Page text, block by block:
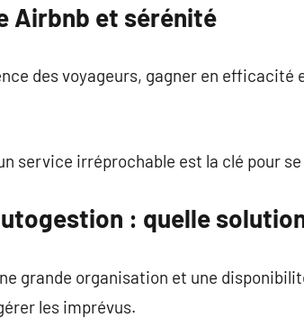
Airbnb et sérénité
des voyageurs, gagner en
service irréprochable est la clé pour
: quelle
grande organisation et une
les imprévus.